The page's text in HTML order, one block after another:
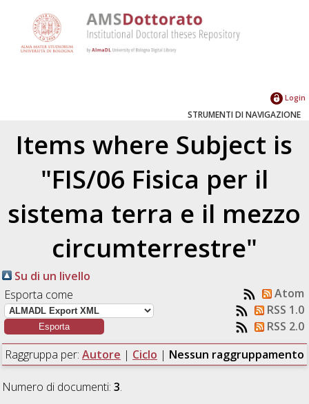
Login
STRUMENTI DI NAVIGAZIONE
Items where Subject is
"FIS/06 Fisica per il
sistema terra e il mezzo
circumterrestre"
Su di un livello
Esporta come
Atom
RSS 1.0
RSS 2.0
Raggruppa per: Autore | Ciclo | Nessun raggruppamento
Numero di documenti:3.